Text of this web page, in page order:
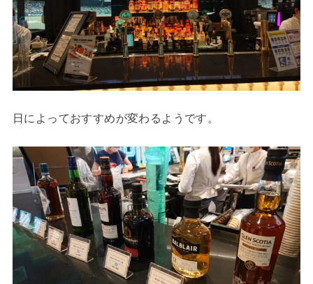
日によっておすすめが変わるようです。